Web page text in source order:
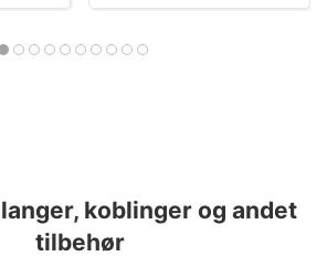
koblinger og andet
tilbehør